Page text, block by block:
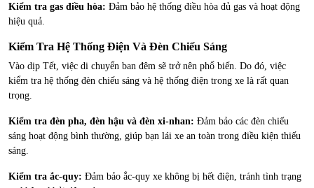
Kiểm tra gas điều hòa: Đảm bảo hệ thống điều hòa đủ gas và hoạt động
hiệu quả.
Kiểm Tra Hệ Thống Điện Và Đèn Chiếu Sáng
Vào dịp Tết, việc di chuyển ban đêm sẽ trở nên phổ biến. Do đó, việc
kiểm tra hệ thống đèn chiếu sáng và hệ thống điện trong xe là rất quan
trọng.
Kiểm tra đèn pha, đèn hậu và đèn xi-nhan: Đảm bảo các đèn chiếu
sáng hoạt động bình thường, giúp bạn lái xe an toàn trong điều kiện thiếu
sáng.
Kiểm tra ắc-quy: Đảm bảo ắc-quy xe không bị hết điện, tránh tình trạng